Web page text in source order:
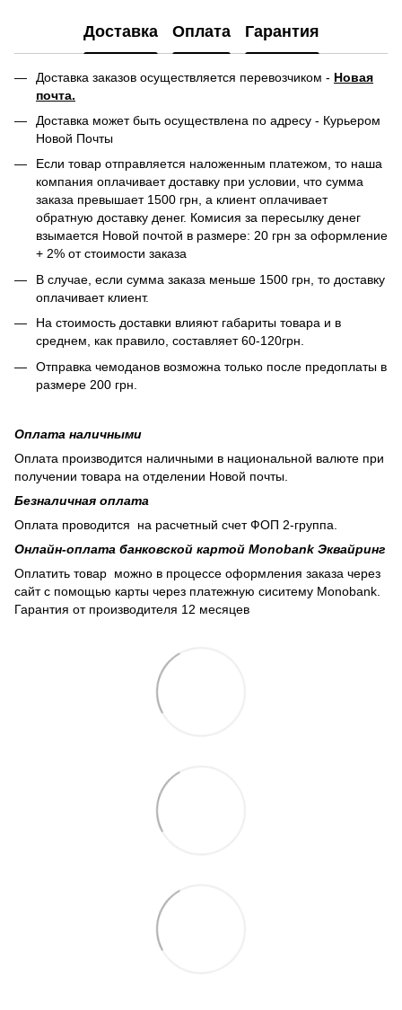
Доставка Оплата Гарантия
Доставка заказов осуществляется перевозчиком - Новая
почта.
Доставка может быть осуществлена по адресу - Курьером
Новой Почты
Если товар отправляется наложенным платежом, то наша
компания оплачивает доставку при условии, что сумма
заказа превышает 1500 грн, а клиент оплачивает
обратную доставку денег. Комисия за пересылку денег
взымается Новой почтой в размере: 20 грн за оформление
+ 2% от стоимости заказа
В случае, если сумма заказа меньше 1500 грн, то доставку
оплачивает клиент.
На стоимость доставки влияют габариты товара и в
среднем, как правило, составляет 60-120грн.
Отправка чемоданов возможна только после предоплаты в
размере 200 грн.
Оплата наличными
Оплата производится наличными в национальной валюте при
получении товара на отделении Новой почты.
Безналичная оплата
Оплата проводится на расчетный счет ФОП 2-группа.
Онлайн-оплата банковской картой Monobank Эквайринг
Оплатить товар можно в процессе оформления заказа через
сайт с помощью карты через платежную сиситему Monobank.
Гарантия от производителя 12 месяцев